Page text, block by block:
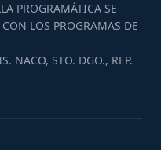
PROGRAMÁTICA SE
LOS PROGRAMAS DE
NACO, STO. DGO., REP.